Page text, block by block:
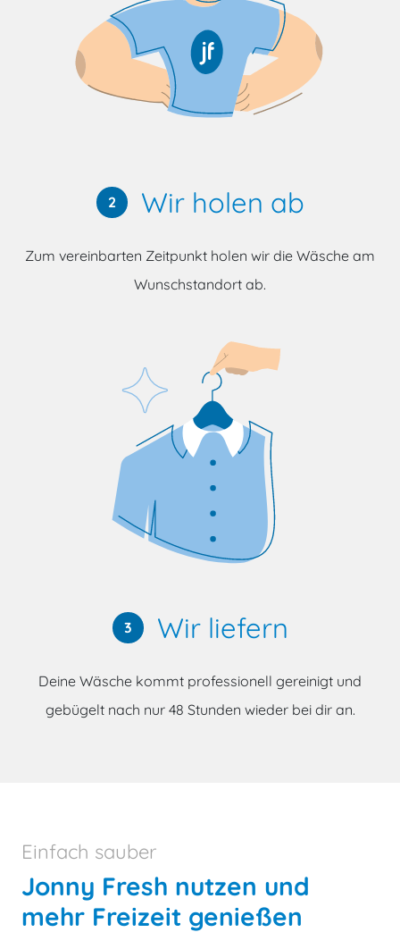
2 Wir holen ab
Zum vereinbarten Zeitpunkt holen wir die Wäsche am
Wunschstandort ab.
3 Wir liefern
Deine Wäsche kommt professionell gereinigt und
gebügelt nach nur 48 Stunden wieder bei dir an.
Einfach sauber
Jonny Fresh nutzen und
mehr Freizeit genießen